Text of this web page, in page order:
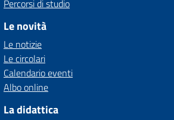
Percorsi di studio
Le novità
Le notizie
Le circolari
Calendario eventi
Albo online
La didattica